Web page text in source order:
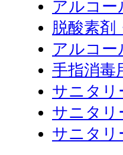
アルコー
脱酸素剤
アルコー
手指消毒
サニタ
サニタ
サニタ